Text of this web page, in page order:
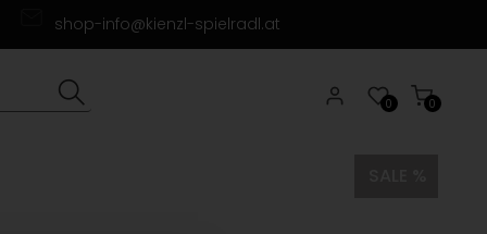
shop-info@kienzl-spielradl.at
0
0